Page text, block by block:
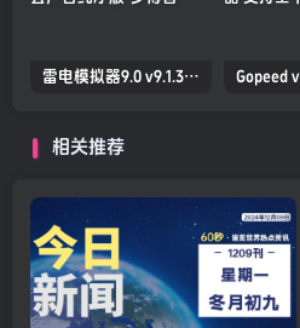
雷电模拟器9.0 v9.1.30.0 去广告纯净版
相关推荐